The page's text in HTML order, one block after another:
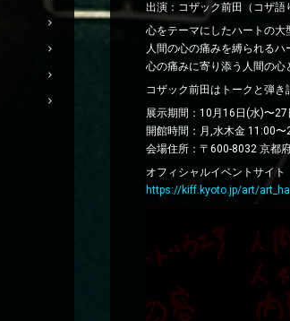
出演：コザック前田（コザ
心をテーマにしたハートの大
人間の心の痛みを縛られる
心の痛みに寄り添う人間の心
コザック前田はトークと弾き
展示期間：10月16日(水)〜
開館時間：月,水木金 11:00
会場住所：〒600-8032​ 京都
オフィシャルイベントサイト
https://kiff.kyoto.jp/art/